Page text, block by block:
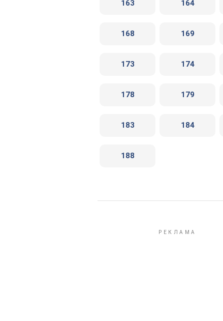
163 164
168 169
173 174
178 179
183 184
188